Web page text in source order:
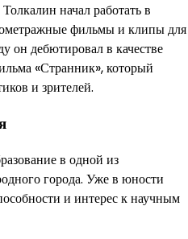
начал работать в
фильмы и клипы для
он дебютировал в качестве
«Странник», который
и зрителей.
в одной из
города. Уже в юности
и интерес к научным